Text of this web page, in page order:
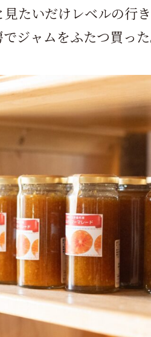
たいだけレベルの行
ジャムをふたつ買った